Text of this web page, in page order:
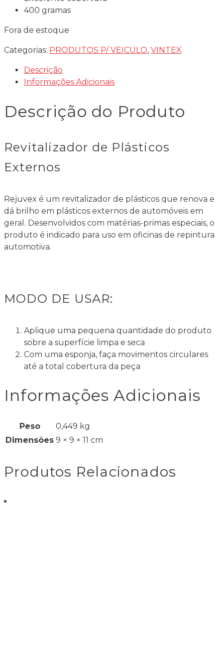
400 gramas
Fora de estoque
Categorias: PRODUTOS P/ VEICULO, VINTEX
Descrição
Informações Adicionais
Descrição do Produto
Revitalizador de Plásticos
Externos
Rejuvex é um revitalizador de plásticos que renova e
dá brilho em plásticos externos de automóveis em
geral. Desenvolvidos com matérias-primas especiais, o
produto é indicado para uso em oficinas de repintura
automotiva.
MODO DE USAR:
Aplique uma pequena quantidade do produto
sobre a superfície limpa e seca
Com uma esponja, faça movimentos circulares
até a total cobertura da peça
Informações Adicionais
Peso
0,449 kg
Dimensões 9 × 9 × 11 cm
Produtos Relacionados